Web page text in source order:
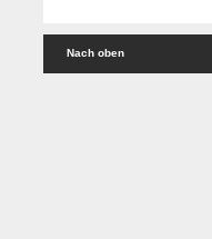
Nach oben